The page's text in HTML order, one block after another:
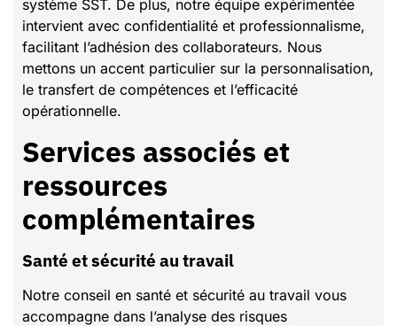
système SST. De plus, notre équipe expérimentée
intervient avec confidentialité et professionnalisme,
facilitant l’adhésion des collaborateurs. Nous
mettons un accent particulier sur la personnalisation,
le transfert de compétences et l’efficacité
opérationnelle.
Services associés et
ressources
complémentaires
Santé et sécurité au travail
Notre conseil en santé et sécurité au travail vous
accompagne dans l’analyse des risques